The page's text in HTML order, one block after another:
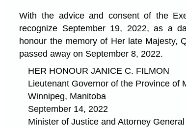
With the advice and consent of the
recognize September 19, 2022, as a
honour the memory of Her late Majesty,
passed away on September 8, 2022.
HER HONOUR JANICE C. FILMON
Lieutenant Governor of the Province of
Winnipeg, Manitoba
September 14, 2022
Minister of Justice and Attorney General